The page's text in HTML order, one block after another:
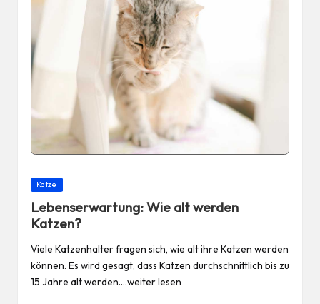
Posted
Katze
Lebenserwartung: Wie alt werden
Katzen?
Viele Katzenhalter fragen sich, wie alt ihre Katzen werden
können. Es wird gesagt, dass Katzen durchschnittlich bis zu
15 Jahre alt werden.…weiter lesen